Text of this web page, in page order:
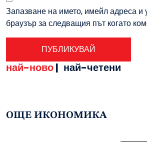
Запазване на името, имейл адреса и
браузър за следващия път когато
най-ново| най-четени
ОЩЕ ИКОНОМИКА